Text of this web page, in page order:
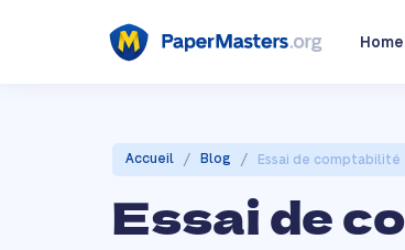
Home
Accueil / Blog / Essai de comptabilité
Essai de